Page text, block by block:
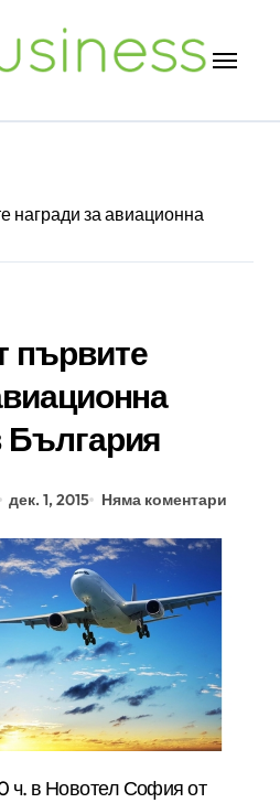
награди за авиационна
първите
България
дек. 1, 2015 Няма коментари